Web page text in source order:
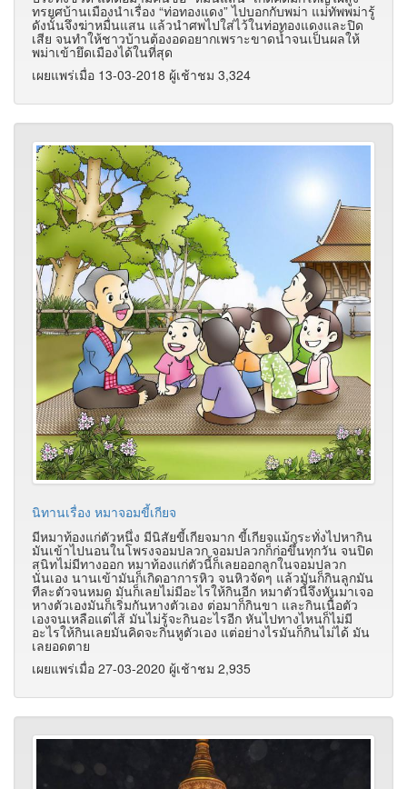
ทรยศบ้านเมืองนำเรื่อง “ท่อทองแดง”ไปบอกกับพม่า แม่ทัพพม่ารู้
ดังนั้นจึงฆ่าหมื่นแสน แล้วนำศพไปใส่ไว้ในท่อทองแดงและปิด
เสีย จนทำให้ชาวบ้านต้องอดอยากเพราะขาดน้ำจนเป็นผลให้
พม่าเข้ายึดเมืองได้ในที่สุด
เผยแพร่เมื่อ 13-03-2018 ผู้เช้าชม 3,324
นิทานเรื่อง หมาจอมขี้เกียจ
มีหมาท้องแก่ตัวหนึ่ง มีนิสัยขี้เกียจมาก ขี้เกียจแม้กระทั่งไปหากิน
มันเข้าไปนอนในโพรงจอมปลวก จอมปลวกก็ก่อขึ้นทุกวัน จนปิด
สนิทไม่มีทางออก หมาท้องแก่ตัวนี้ก็เลยออกลูกในจอมปลวก
นั่นเอง นานเข้ามันก็เกิดอาการหิว จนหิวจัดๆ แล้วมันก็กินลูกมัน
ทีละตัวจนหมด มันก็เลยไม่มีอะไรให้กินอีก หมาตัวนี้จึงหันมาเจอ
หางตัวเองมันก็เริ่มกันหางตัวเอง ต่อมาก็กินขา และกินเนื้อตัว
เองจนเหลือแต่ไส้ มันไม่รู้จะกินอะไรอีก หันไปทางไหนก็ไม่มี
อะไรให้กินเลยมันคิดจะกินหูตัวเอง แต่อย่างไรมันก็กินไม่ได้ มัน
เลยอดตาย
เผยแพร่เมื่อ 27-03-2020 ผู้เช้าชม 2,935